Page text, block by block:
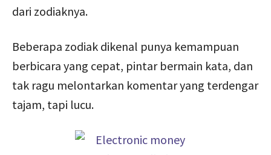
dari zodiaknya.
Beberapa zodiak dikenal punya kemampuan
berbicara yang cepat, pintar bermain kata, dan
tak ragu melontarkan komentar yang terdengar
tajam, tapi lucu.